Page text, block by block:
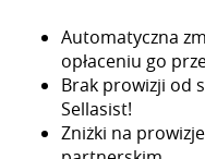
Automatyczna
opłaceniu go
Brak prowizji od
Sellasist!
Zniżki na